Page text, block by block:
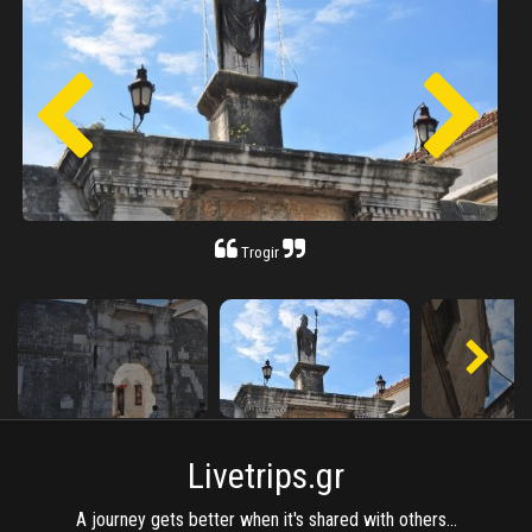
Trogir
Livetrips.gr
A journey gets better when it's shared with others...